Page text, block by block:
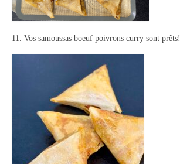
11. Vos samoussas boeuf poivrons curry sont prêts!